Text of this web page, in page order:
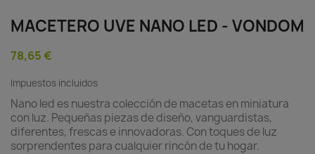
MACETERO UVE NANO LED - VONDOM
78,65 €
Impuestos incluidos
Nano led es nuestra colección de macetas en miniatura
con luz. Pequeñas piezas de diseño, vanguardistas,
diferentes, frescas e innovadoras. Con toques de luz
sorprendentes para cualquier rincón de tu hogar.